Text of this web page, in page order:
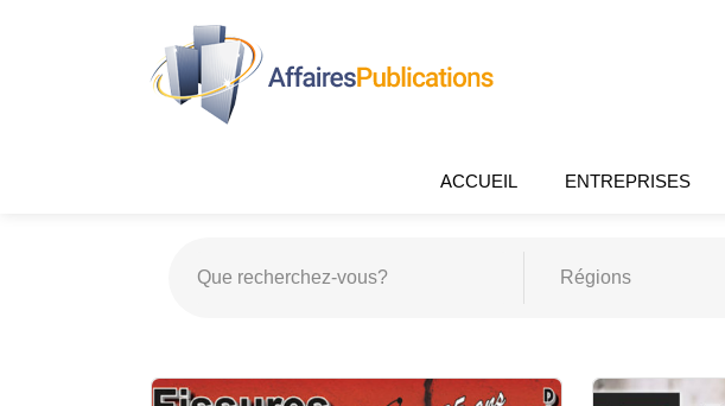
ACCUEIL ENTREPRISES